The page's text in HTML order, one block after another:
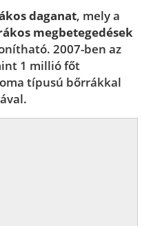
daganat, mely a
megbetegedések
2007-ben az
1 millió főt
típusú bőrrákkal